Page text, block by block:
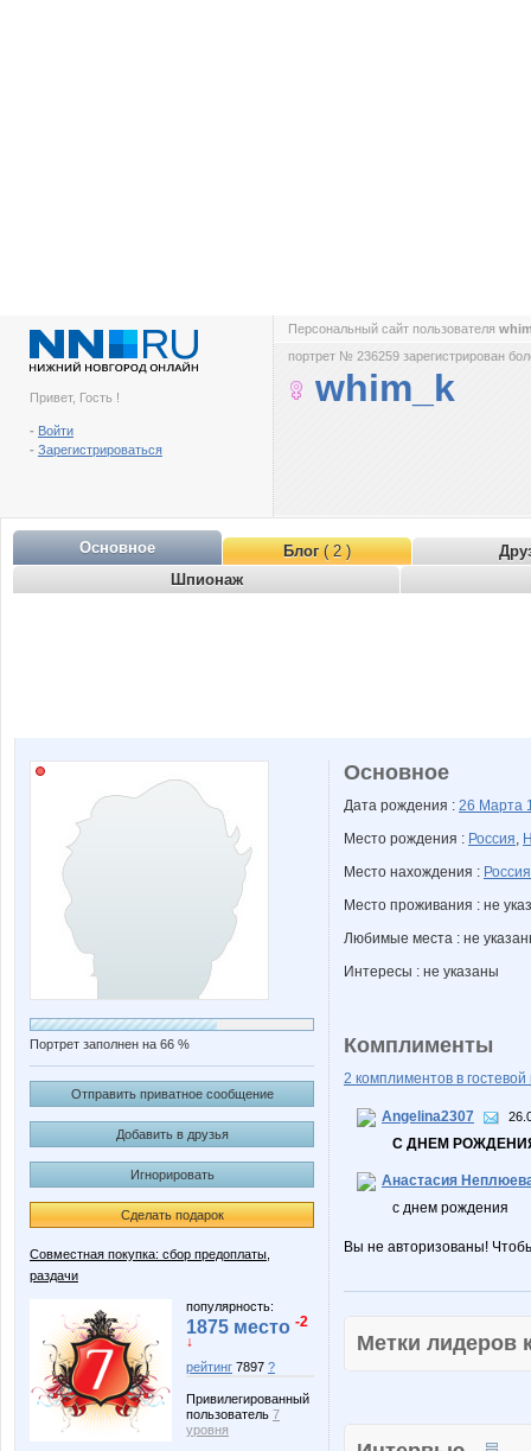
Привет, Гость !
- Войти
- Зарегистрироваться
Персональный сайт пользователя
портрет № 236259 зарегистрирован
whim_k
Основное Блог( 2 )
Шпионаж
Портрет заполнен на 66 %
Отправить приватное сообщение
Добавить в друзья
Игнорировать
Сделать подарок
Совместная покупка: сбор предоплаты,
раздачи
популярность:
1875 место -2
↓
рейтинг 7897 ?
Привилегированный
пользователь 7
уровня
Основное
Дата рождения : 26 Марта
Место рождения : Россия,
Место нахождения : Россия
Место проживания : не
Любимые места : не
Интересы : не указаны
Комплименты
2 комплиментов в гостевой
Angelina2307
С ДНЕМ
Анастасия
с днем рождения
Вы не авторизованы!
Метки